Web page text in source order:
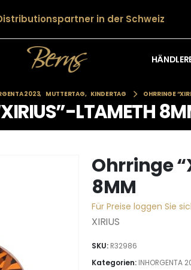
in der Schweiz
2023, MUTTERTAG, KINDERTAG OHRRINGE
LTAMETH
Ohrringe
8MM
Für Preise loggen Sie
XIRIUS
SKU: R32986
Kategorien: INHORGENTA